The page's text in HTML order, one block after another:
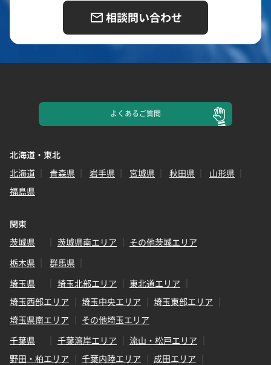
相談問い合わせ
よくあるご質問
北海道・東北
北海道
青森県 岩手県 宮城県 秋田県
山形県
福島県
関東
茨城県
茨城県南エリア
その他茨城エリア
栃木県
群馬県
埼玉県
埼玉北部エリア
東北道エリア
埼玉西部エリア
埼玉中央エリア
埼玉東部エリア
埼玉県南エリア
その他埼玉エリア
千葉県
千葉湾岸エリア
流山・松戸エリア
野田・柏エリア
千葉内陸エリア
成田エリア